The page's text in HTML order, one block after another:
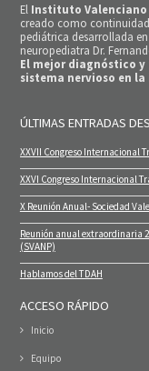
El Instituto Valenciano
creado como
pediátrica desarrollada
neuropediatra Dr.
El mejor diagnóstico
sistema nervioso en
ÚLTIMAS ENTRADAS
XXVII Congreso Internacional
XXVI Congreso Internacional
X Reunión Anual- Sociedad
Reunión anual extraordinaria
(SVANP)
Hablamos del TDAH
ACCESO RÁPIDO
Inicio
Equipo